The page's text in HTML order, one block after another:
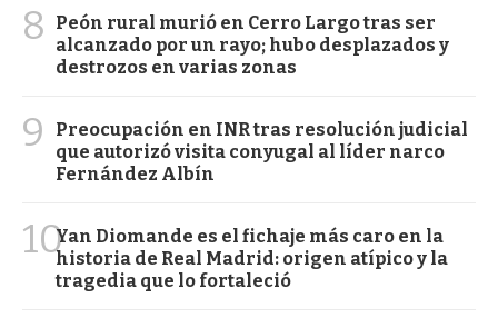
8
Peón rural murió en Cerro Largo tras ser
alcanzado por un rayo; hubo desplazados y
destrozos en varias zonas
9
Preocupación en INR tras resolución judicial
que autorizó visita conyugal al líder narco
Fernández Albín
10Yan Diomande es el fichaje más caro en la
historia de Real Madrid: origen atípico y la
tragedia que lo fortaleció